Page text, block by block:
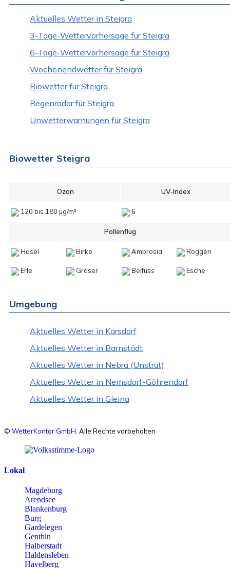
Aktuelles Wetter in Steigra
3-Tage-Wettervorhersage für Steigra
6-Tage-Wettervorhersage für Steigra
Wochenendwetter für Steigra
Biowetter für Steigra
Regenradar für Steigra
Unwetterwarnungen für Steigra
Biowetter Steigra
Ozon UV-Index
120 bis 180 µg/m³ 6
Pollenflug
Hasel Birke Ambrosia Roggen
Erle Gräser Beifuss Esche
Umgebung
Aktuelles Wetter in Karsdorf
Aktuelles Wetter in Barnstädt
Aktuelles Wetter in Nebra (Unstrut)
Aktuelles Wetter in Nemsdorf-Göhrendorf
Aktuelles Wetter in Gleina
© WetterKontor GmbH. Alle Rechte vorbehalten
Lokal
Magdeburg
Arendsee
Blankenburg
Burg
Gardelegen
Genthin
Halberstadt
Haldensleben
Havelberg